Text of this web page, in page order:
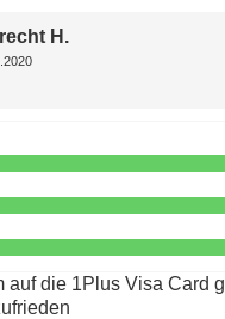
H.
auf die 1Plus Visa Card